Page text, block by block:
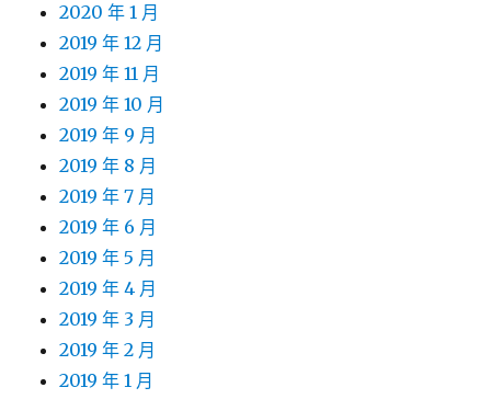
2020 年 1 月
2019 年 12 月
2019 年 11 月
2019 年 10 月
2019 年 9 月
2019 年 8 月
2019 年 7 月
2019 年 6 月
2019 年 5 月
2019 年 4 月
2019 年 3 月
2019 年 2 月
2019 年 1 月